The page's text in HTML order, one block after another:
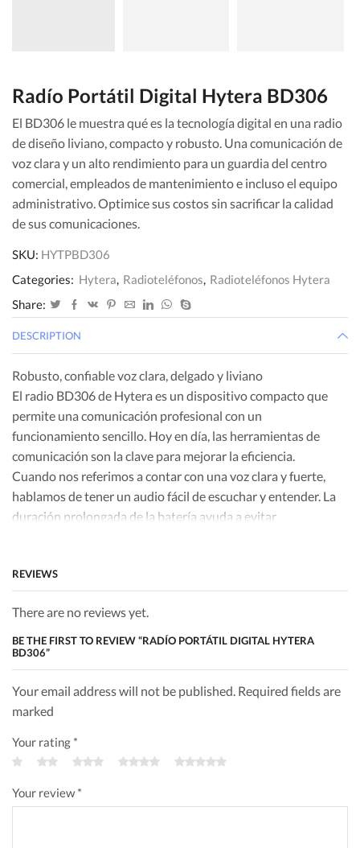
Radío Portátil Digital Hytera BD306
El BD306 le muestra qué es la tecnología digital en una radio
de diseño liviano, compacto y robusto. Una comunicación de
voz clara y un alto rendimiento para un guardia del centro
comercial, empleados de mantenimiento e incluso el equipo
administrativo. Optimice sus costos sin sacrificar la calidad
de sus comunicaciones.
SKU: HYTPBD306
Categories: Hytera, Radioteléfonos, Radioteléfonos Hytera
Share:
DESCRIPTION
Robusto, confiable voz clara, delgado y liviano
El radio BD306 de Hytera es un dispositivo compacto que
permite una comunicación profesional con un
funcionamiento sencillo. Hoy en día, las herramientas de
comunicación son la clave para mejorar la eficiencia.
Cuando nos referimos a contar con una voz clara y fuerte,
hablamos de tener un audio fácil de escuchar y entender. La
duración prolongada de la batería ayuda a evitar
rendimiento y simple funcionamiento facilitarán las cosas.
Hytera entiende los requisitos de los clientes y los satisface
funcionamiento sencillo, con un excelente
rendimiento,batería de larga duración y comunicación
confiable. Hytera redefine el concepto de equipos
empresariales, con tecnología que responde rápidamente a
REVIEWS
There are no reviews yet.
BE THE FIRST TO REVIEW “RADÍO PORTÁTIL DIGITAL HYTERA
BD306”
Your email address will not be published. Required fields are
marked
Your rating *
Your review*